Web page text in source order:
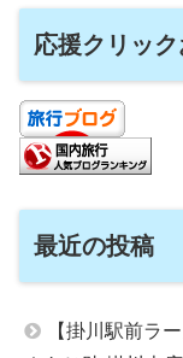
応援クリッ
最近の投稿
【掛川駅前ラ